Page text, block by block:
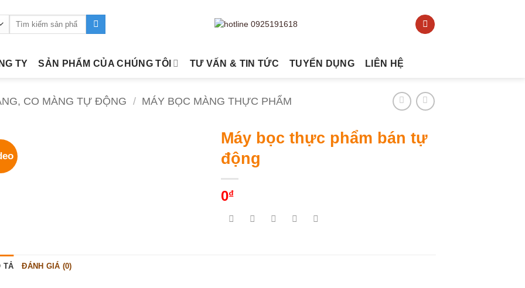
Tìm
TY SẢN PHẨM CỦA CHÚNG TÔI TƯ VẤN & TIN TỨC TUYỂN DỤNG LIÊN HỆ
CO MÀNG TỰ ĐỘNG / MÁY BỌC MÀNG THỰC PHẨM
Máy bọc thực phẩm bán tự
động
0₫
TẢ ĐÁNH GIÁ (0)